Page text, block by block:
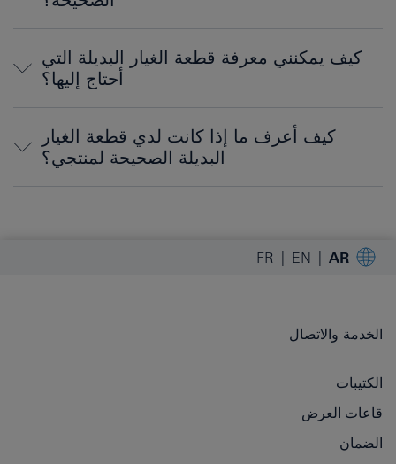
كيف يمكنني معرفة قطعة الغيار البديلة التي
أحتاج إليها؟
كيف أعرف ما إذا كانت لدي قطعة الغيار
البديلة الصحيحة لمنتجي؟
AR
EN
FR
الخدمة والاتصال
الكتيبات
قاعات العرض
الضمان